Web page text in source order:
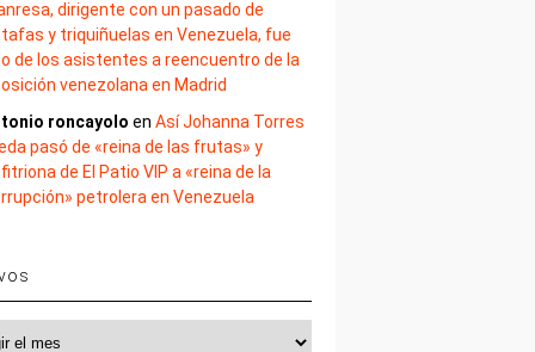
dirigente con un pasado de
y triquiñuelas en Venezuela, fue
de los asistentes a reencuentro de la
venezolana en Madrid
roncayolo enAsí Johanna Torres
pasó de «reina de las frutas» y
de El Patio VIP a «reina de la
petrolera en Venezuela